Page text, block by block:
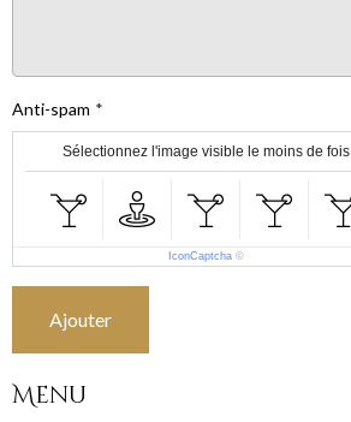
Anti-spam
Sélectionnez l'image visible le moins de fois
IconCaptcha ©
Ajouter
Menu